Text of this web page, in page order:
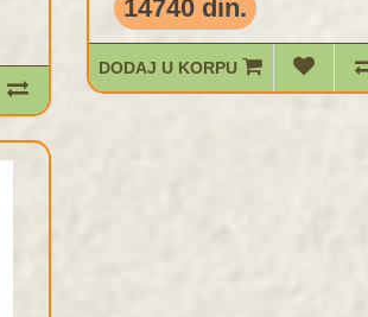
14740 din.
DODAJ U KORPU